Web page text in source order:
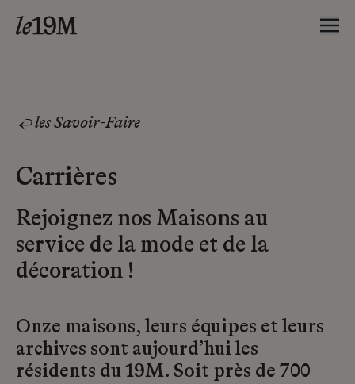
les Savoir-Faire
Carrières
Rejoignez nos Maisons au
service de la mode et de la
décoration !
Onze maisons, leurs équipes et leurs
archives sont aujourd’hui les
résidents du 19M. Soit près de 700